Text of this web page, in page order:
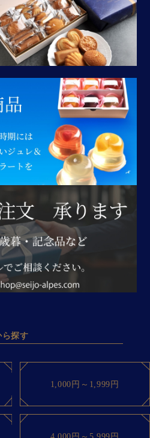
ら探す
1,000円～ 1,999円
4,000円～ 5,999円